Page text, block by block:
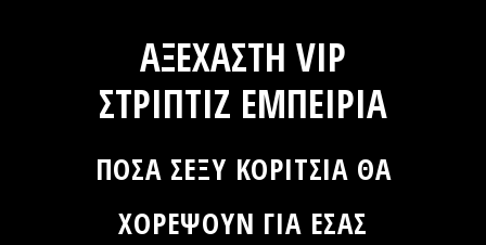
ΑΞΕΧΑΣΤΗ VIP
ΣΤΡΙΠΤΙΖ ΕΜΠΕΙΡΙΑ
ΠΟΣΑ ΣΕΞΥ ΚΟΡΙΤΣΙΑ ΘΑ
ΧΟΡΕΨΟΥΝ ΓΙΑ ΕΣΑΣ